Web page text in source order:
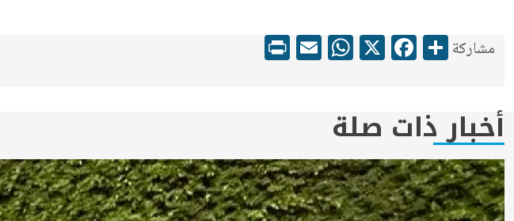
مشاركةShare
Facebook
X
WhatsApp
Email
Print
أخبار ذات صلة